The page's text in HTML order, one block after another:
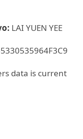
LAI YUEN YEE
data is current